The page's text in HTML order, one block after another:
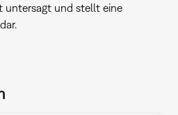
untersagt und stellt eine